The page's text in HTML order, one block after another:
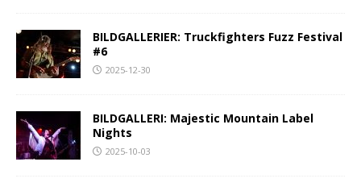
BILDGALLERIER: Truckfighters Fuzz Festival
#6
2025-12-30
BILDGALLERI: Majestic Mountain Label
Nights
2025-10-03